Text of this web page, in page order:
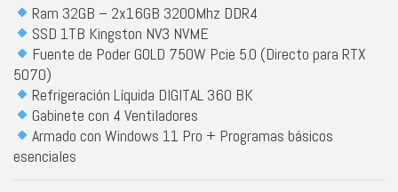
Ram 32GB – 2x16GB 3200Mhz DDR4
SSD 1TB Kingston NV3 NVME
Fuente de PoderGOLD 750W Pcie 5.0 (Directo para RTX
5070)
Refrigeración Líquida DIGITAL 360 BK
Gabinete con 4 Ventiladores
Armado con Windows 11 Pro + Programas básicos
esenciales